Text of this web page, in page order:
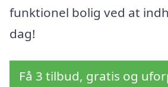
funktionel bolig ved at
dag!
Få 3 tilbud, gratis og